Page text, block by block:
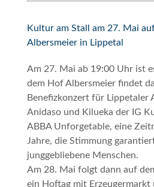
Kultur am Stall am 27. Mai
Albersmeier in Lippetal
Am 27. Mai ab 19:00 Uhrist
dem Hof Albersmeier findet
Benefizkonzert für Lippetaler
Anidaso und Kilueka der IG
ABBA Unforgetable, eine
Jahre, die Stimmung
junggebliebene Menschen.
Am 28. Mai folgt dann auf
ein Hoftag mit Erzeugermarkt